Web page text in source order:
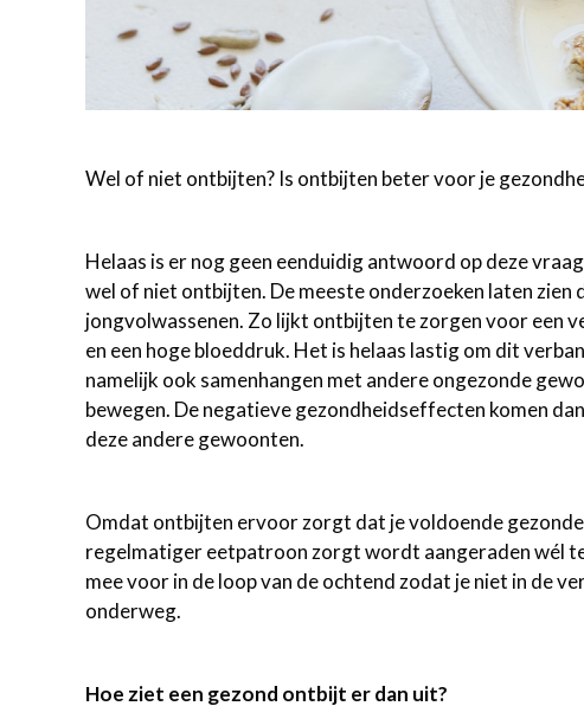
Wel of niet ontbijten? Is ontbijten beter voor je
Helaas is er nog geen eenduidig antwoord op deze
wel of niet ontbijten. De meeste onderzoeken laten
jongvolwassenen. Zo lijkt ontbijten te zorgen voor een
en een hoge bloeddruk. Het is helaas lastig om dit
namelijk ook samenhangen met andere ongezonde
bewegen. De negatieve gezondheidseffecten komen
deze andere gewoonten.
Omdat ontbijten ervoor zorgt dat je voldoende
regelmatiger eetpatroon zorgt wordt aangeraden wél
mee voor in de loop van de ochtend zodat je niet in de
onderweg.
Hoe ziet een gezond ontbijt er dan uit?